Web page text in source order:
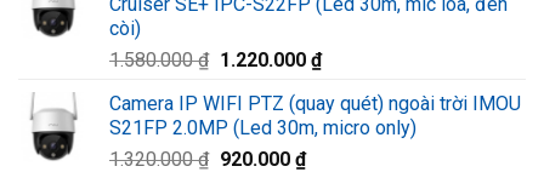
còi)
1.580.000₫ Giá
là:
1.580.000 ₫.
1.220.000 ₫Giá
tại
là:
Camera IP WIFI PTZ (quay quét) ngoài trời IMOU
S21FP 2.0MP (Led 30m, micro only)
1.320.000₫ Giá
920.000 ₫Giá